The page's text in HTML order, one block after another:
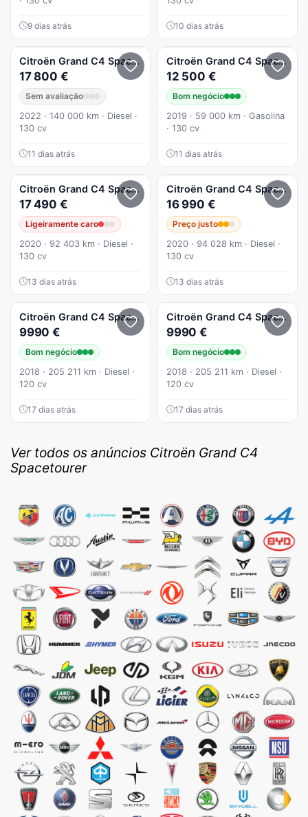
9 dias atrás 10 dias atrás
Citroën Grand C4 Spacetourer 1.5 BlueHDi Shine EAT8
17 800 €
Sem avaliação
2022 · 140 000 km · Diesel ·
130 cv
11 dias atrás
Citroën Grand C4 Spacetourer
12 500 €
Bom negócio
2019 · 59 000 km · Gasolina
· 130 cv
11 dias atrás
Citroën Grand C4 Spacetourer 1.5 BlueHDi Origins
17 490 €
Ligeiramente caro
2020 · 92 403 km · Diesel ·
130 cv
13 dias atrás
Citroën Grand C4 Spacetourer
16 990 €
Preço justo
2020 · 94 028 km · Diesel ·
130 cv
13 dias atrás
Citroën Grand C4 Spacetourer 1.6 BlueHDi Ripcurl
9990 €
Bom negócio
2018 · 205 211 km · Diesel ·
120 cv
17 dias atrás
Citroën Grand C4 Spacetourer
9990 €
Bom negócio
2018 · 205 211 km · Diesel ·
120 cv
17 dias atrás
Ver todos os anúncios Citroën Grand C4
Spacetourer